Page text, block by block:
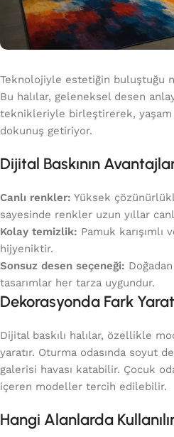
Teknolojiyle estetiğin buluştuğu
Bu halılar, geleneksel desen
teknikleriyle birleştirerek, yaşam
dokunuş getiriyor.
Dijital Baskının
Canlı renkler: Yüksek
sayesinde renkler uzun yıllar
Kolay temizlik: Pamuk karışımlı
hijyeniktir.
Sonsuz desen seçeneği:
tasarımlar her tarza uygundur.
Dekorasyonda Fark
Dijital baskılı halılar, özellikle
yaratır. Oturma odasında soyut
galerisi havası katabilir. Çocuk
içeren modeller tercih edilebilir.
Hangi Alanlarda